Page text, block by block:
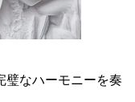
璧なハーモニーを奏